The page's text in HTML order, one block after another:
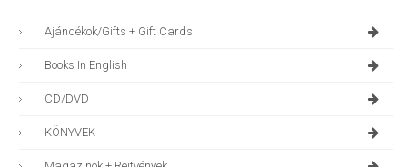
Ajándékok/gifts + Gift Cards
Books In English
CD/DVD
KÖNYVEK